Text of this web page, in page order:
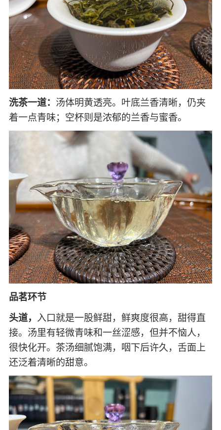
洗茶一道： 汤体明黄透亮。叶底兰香清晰，仍夹
着一点青味；空杯则是浓郁的兰香与蜜香。
品茗环节
头道， 入口就是一股鲜甜，鲜爽度很高，甜得直
接。汤里有轻微青味和一丝涩感，但并不恼人，
很快化开。茶汤细腻饱满，咽下后许久，舌面上
还泛着清晰的甜意。